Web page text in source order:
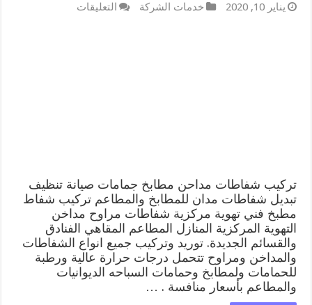
يناير 10, 2020 خدمات الشركة التعليقات
تركيب شفاطات مداحن مطابخ جمامات صيانة تنظيف
تبديل شفاطات مدان للمطابخ والمطاعم تركيب شفاط
مطبخ فني تهوية مركزية شفاطات مراوح مداخن
التهوية المركزية المنازل المطاعم المقاهي الفنادق
والقسائم الجديدة. توريد وتركيب جميع انواع الشفاطات
والمداخن ومراوح تتحمل درجات حرارة عالية ورطبة
للحمامات ولمطابخ وحمامات السباحه الديوانيات
والمطاعم بأسعار منافسة . …